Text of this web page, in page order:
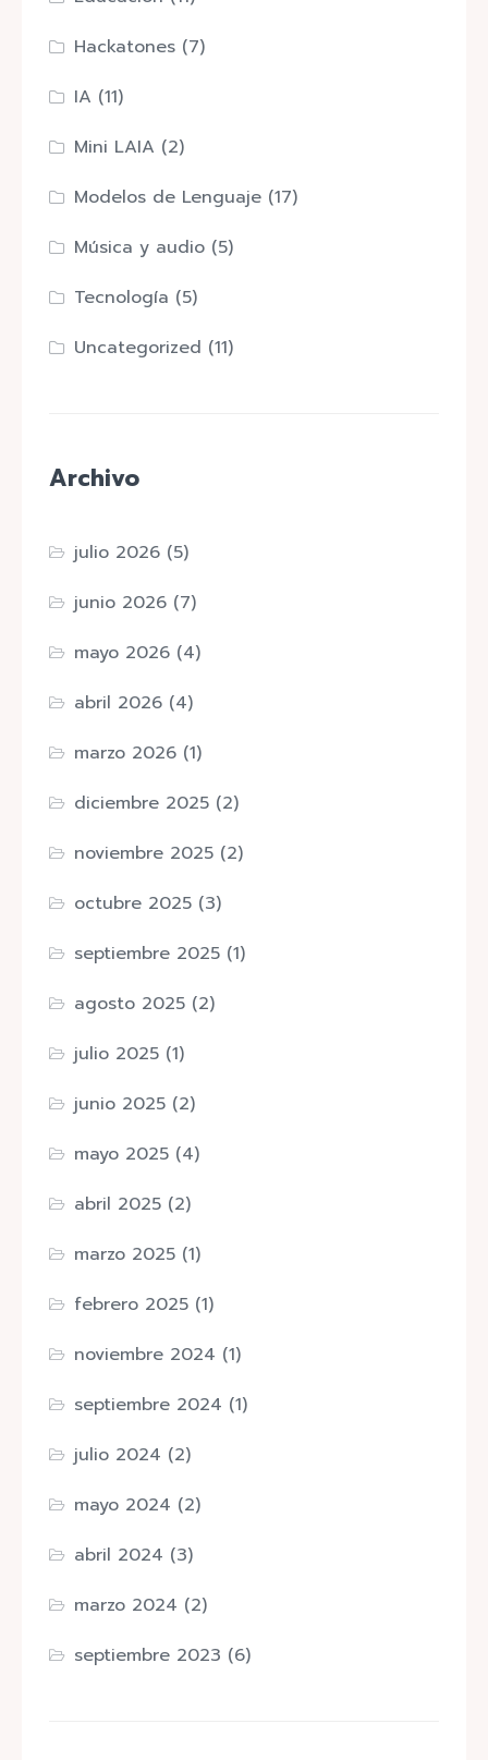
Hackatones (7)
IA (11)
Mini LAIA (2)
Modelos de Lenguaje (17)
Música y audio (5)
Tecnología (5)
Uncategorized (11)
Archivo
julio 2026 (5)
junio 2026 (7)
mayo 2026 (4)
abril 2026 (4)
marzo 2026 (1)
diciembre 2025 (2)
noviembre 2025 (2)
octubre 2025 (3)
septiembre 2025 (1)
agosto 2025 (2)
julio 2025 (1)
junio 2025 (2)
mayo 2025 (4)
abril 2025 (2)
marzo 2025 (1)
febrero 2025 (1)
noviembre 2024 (1)
septiembre 2024 (1)
julio 2024 (2)
mayo 2024 (2)
abril 2024 (3)
marzo 2024 (2)
septiembre 2023 (6)